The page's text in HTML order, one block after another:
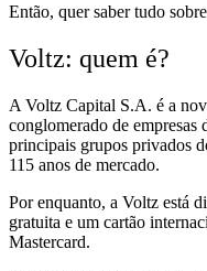
Então, quer saber tudo
Voltz: quem é?
A Voltz Capital S.A. é a
conglomerado de empresas
principais grupos privados
115 anos de mercado.
Por enquanto, a Voltz está
gratuita e um cartão
Mastercard.